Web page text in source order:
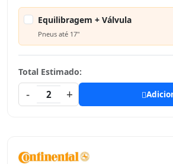
Equilibragem + Válvula
Pneus até 17"
Total Estimado:
-
2 +